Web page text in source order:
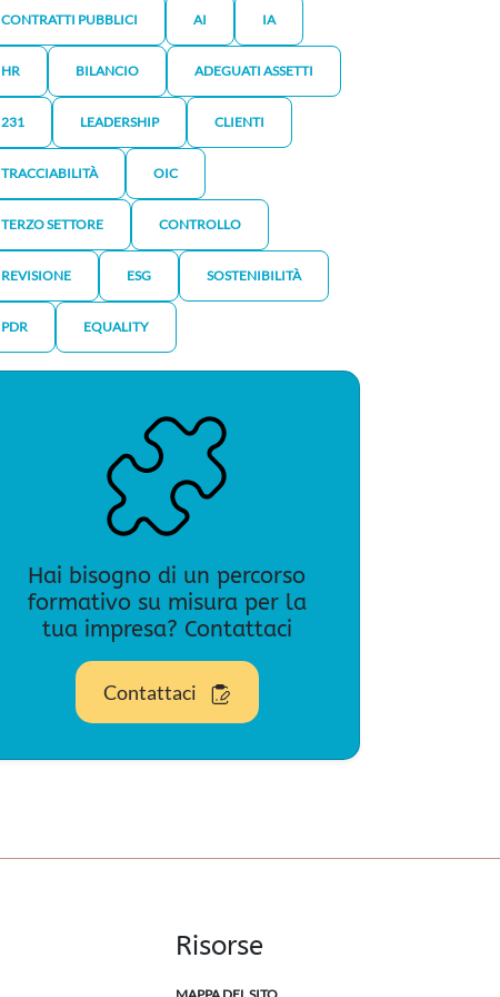
CONTRATTI PUBBLICI AI IA
HR BILANCIO ADEGUATI ASSETTI
231 LEADERSHIP CLIENTI
TRACCIABILITÀ OIC
TERZO SETTORE CONTROLLO
REVISIONE ESG SOSTENIBILITÀ
PDR EQUALITY
Hai bisogno di un percorso
formativo su misura per la
tua impresa? Contattaci
Contattaci
Risorse